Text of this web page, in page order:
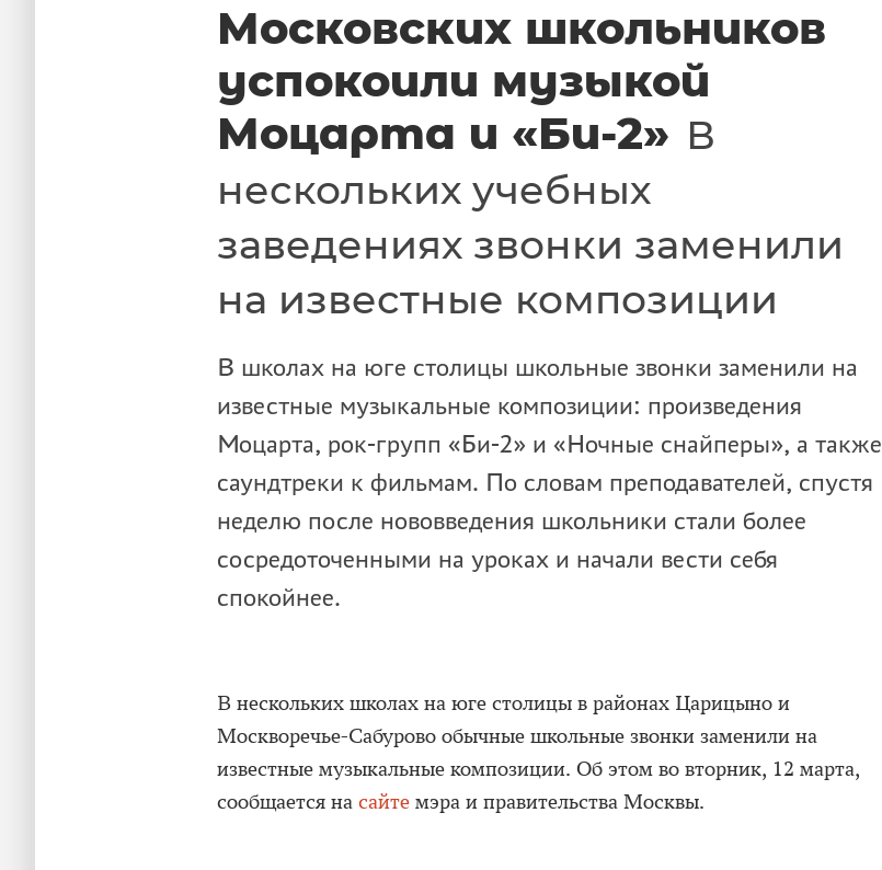
Московских школьников
успокоили музыкой
Моцарта и «Би-2» В
нескольких учебных
заведениях звонки заменили
на известные композиции
В школах на юге столицы школьные звонки заменили на
известные музыкальные композиции: произведения
Моцарта, рок-групп «Би-2» и «Ночные снайперы», а также
саундтреки к фильмам. По словам преподавателей, спустя
неделю после нововведения школьники стали более
сосредоточенными на уроках и начали вести себя
спокойнее.
В нескольких школах на юге столицы в районах Царицыно и
Москворечье-Сабурово обычные школьные звонки заменили на
известные музыкальные композиции. Об этом во вторник, 12 марта,
сообщается на сайте мэра и правительства Москвы.